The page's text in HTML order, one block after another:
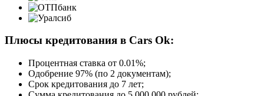
Плюсы кредитования в Cars Ok:
Процентная ставка от 0.01%;
Одобрение 97% (по 2 документам);
Срок кредитования до 7 лет;